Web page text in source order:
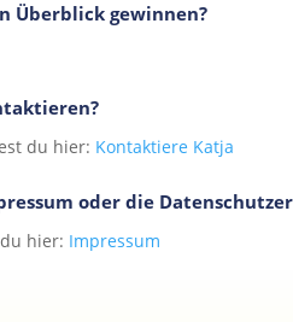
Überblick gewinnen?
du hier: Kontaktiere Katja
oder die
hier: Impressum